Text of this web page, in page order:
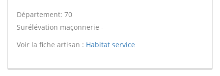
Département: 70
Surélévation maçonnerie -
Voir la fiche artisan : Habitat service